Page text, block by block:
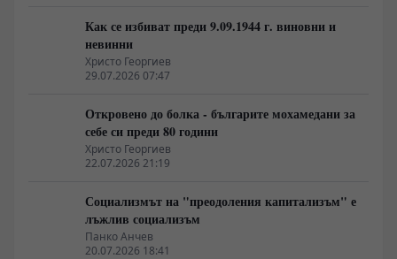
Как се избиват преди 9.09.1944 г. виновни и
невинни
Христо Георгиев
29.07.2026 07:47
Откровено до болка - българите мохамедани за
себе си преди 80 години
Христо Георгиев
22.07.2026 21:19
Социализмът на "преодоления капитализъм" е
лъжлив социализъм
Панко Анчев
20.07.2026 18:41